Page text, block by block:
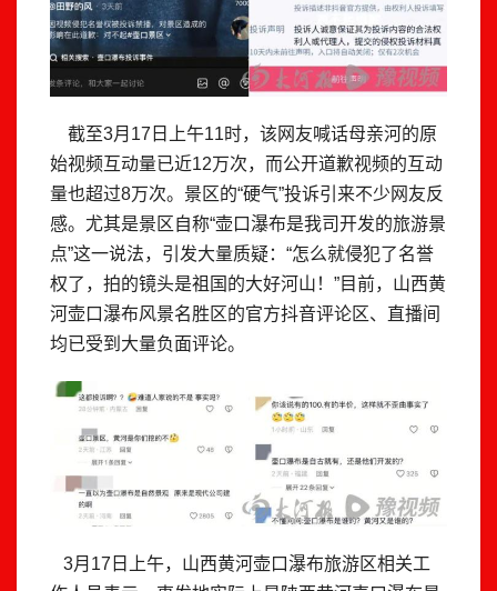
截至3月17日上午11时，该网友喊话母亲河的原
始视频互动量已近12万次，而公开道歉视频的互动
量也超过8万次。景区的“硬气”投诉引来不少网友反
感。尤其是景区自称“壶口瀑布是我司开发的旅游景
点”这一说法，引发大量质疑：“怎么就侵犯了名誉
权了，拍的镜头是祖国的大好河山！”目前，山西黄
河壶口瀑布风景名胜区的官方抖音评论区、直播间
均已受到大量负面评论。
3月17日上午，山西黄河壶口瀑布旅游区相关工